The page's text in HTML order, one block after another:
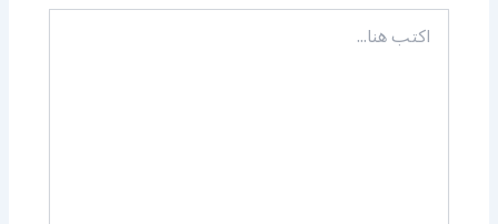
اكتب
هنا...